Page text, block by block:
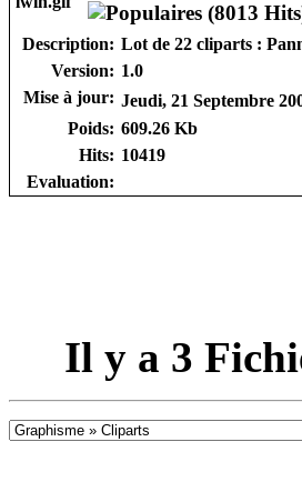
Description: Lot de 22 cliparts :
Version: 1.0
Mise à jour: Jeudi, 21 Septembre
Poids: 609.26 Kb
Hits: 10419
Evaluation:
Il y a 3